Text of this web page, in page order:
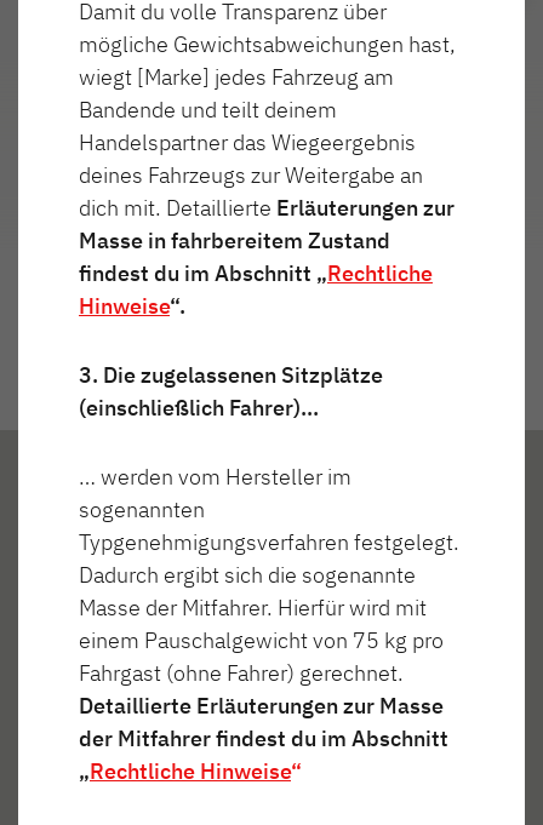
Leben im Trend
Wohnen Schlafen
Damit du volle Transparenz über
mögliche Gewichtsabweichungen hast,
wiegt [Marke] jedes Fahrzeug am
Bandende und teilt deinem
Handelspartner das Wiegeergebnis
deines Fahrzeugs zur Weitergabe an
dich mit. Detaillierte Erläuterungen zur
Masse in fahrbereitem Zustand
findest du im Abschnitt „Rechtliche
Hinweise“.
3. Die zugelassenen Sitzplätze
(einschließlich Fahrer)…
… werden vom Hersteller im
sogenannten
Typgenehmigungsverfahren festgelegt.
Dadurch ergibt sich die sogenannte
Masse der Mitfahrer. Hierfür wird mit
einem Pauschalgewicht von 75 kg pro
Fahrgast (ohne Fahrer) gerechnet.
Detaillierte Erläuterungen zur Masse
der Mitfahrer findest du im Abschnitt
„Rechtliche Hinweise“